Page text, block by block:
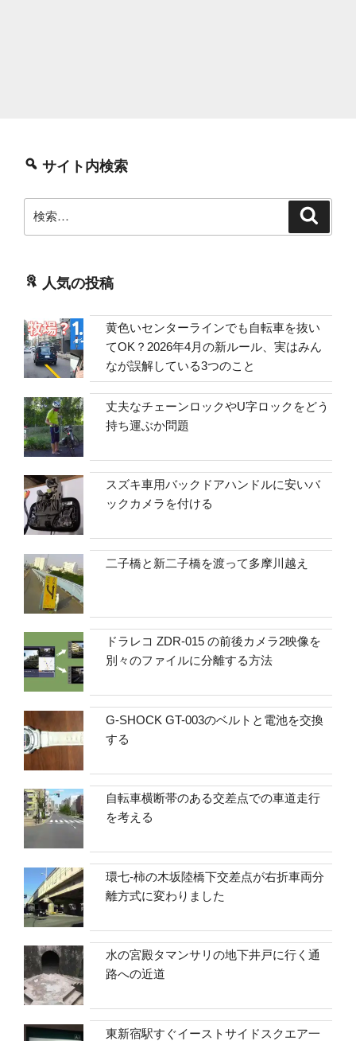
サイト内検索
索:
人気の投稿
黄色いセンターラインでも自転車を抜い
てOK？2026年4月の新ルール、実はみん
なが誤解している3つのこと
丈夫なチェーンロックやU字ロックをどう
持ち運ぶか問題
スズキ車用バックドアハンドルに安いバ
ックカメラを付ける
二子橋と新二子橋を渡って多摩川越え
ドラレコ ZDR-015 の前後カメラ2映像を
別々のファイルに分離する方法
G-SHOCK GT-003のベルトと電池を交換
する
自転車横断帯のある交差点での車道走行
を考える
環七-柿の木坂陸橋下交差点が右折車両分
離方式に変わりました
水の宮殿タマンサリの地下井戸に行く通
路への近道
東新宿駅すぐイーストサイドスクエア一